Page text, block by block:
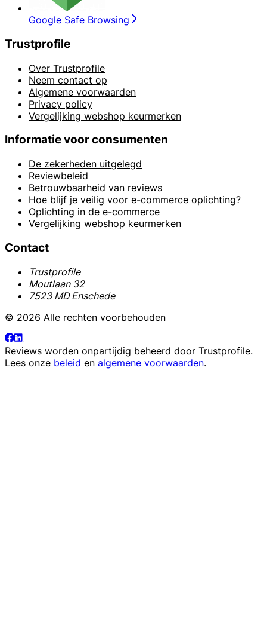
Google Safe Browsing
Trustprofile
Over Trustprofile
Neem contact op
Algemene voorwaarden
Privacy policy
Vergelijking webshop keurmerken
Informatie voor consumenten
De zekerheden uitgelegd
Reviewbeleid
Betrouwbaarheid van reviews
Hoe blijf je veilig voor e-commerce oplichting?
Oplichting in de e-commerce
Vergelijking webshop keurmerken
Contact
Trustprofile
Moutlaan 32
7523 MD Enschede
© 2026 Alle rechten voorbehouden
Reviews worden onpartijdig beheerd door Trustprofile.
Lees onze beleid en algemene voorwaarden.